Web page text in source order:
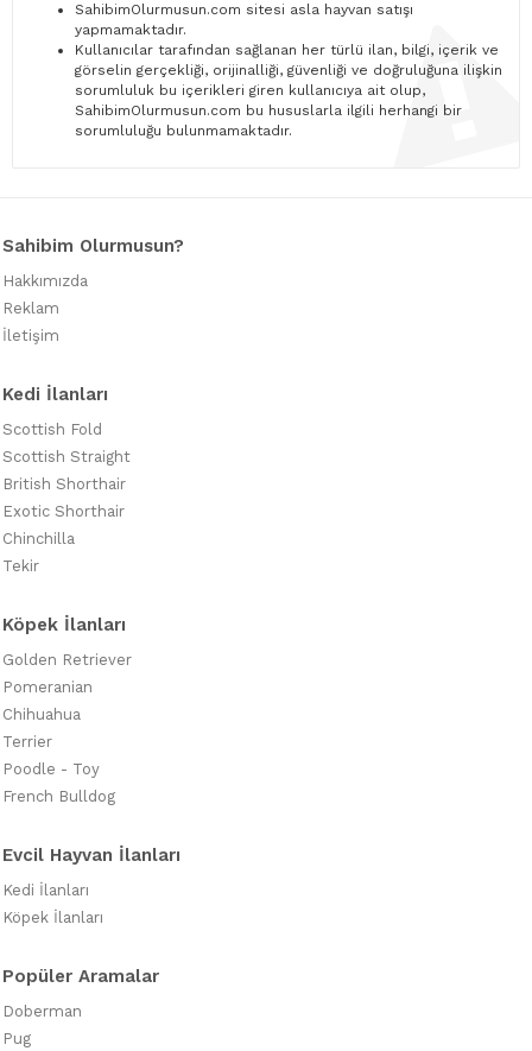
SahibimOlurmusun.com sitesi asla hayvan satışı
yapmamaktadır.
Kullanıcılar tarafından sağlanan her türlü ilan, bilgi, içerik ve
görselin gerçekliği, orijinalliği, güvenliği ve doğruluğuna ilişkin
sorumluluk bu içerikleri giren kullanıcıya ait olup,
SahibimOlurmusun.com bu hususlarla ilgili herhangi bir
sorumluluğu bulunmamaktadır.
Sahibim Olurmusun?
Hakkımızda
Reklam
İletişim
Kedi İlanları
Scottish Fold
Scottish Straight
British Shorthair
Exotic Shorthair
Chinchilla
Tekir
Köpek İlanları
Golden Retriever
Pomeranian
Chihuahua
Terrier
Poodle - Toy
French Bulldog
Evcil Hayvan İlanları
Kedi İlanları
Köpek İlanları
Popüler Aramalar
Doberman
Pug